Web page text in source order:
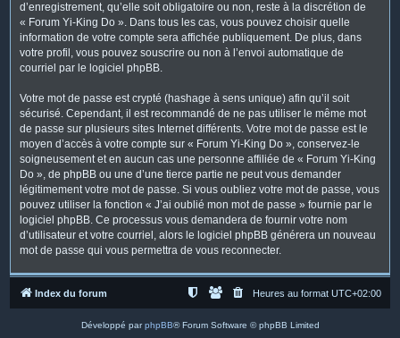
d’enregistrement, qu’elle soit obligatoire ou non, reste à la discrétion de
« Forum Yi-King Do ». Dans tous les cas, vous pouvez choisir quelle
information de votre compte sera affichée publiquement. De plus, dans
votre profil, vous pouvez souscrire ou non à l’envoi automatique de
courriel par le logiciel phpBB.
Votre mot de passe est crypté (hashage à sens unique) afin qu’il soit
sécurisé. Cependant, il est recommandé de ne pas utiliser le même mot
de passe sur plusieurs sites Internet différents. Votre mot de passe est le
moyen d’accès à votre compte sur « Forum Yi-King Do », conservez-le
soigneusement et en aucun cas une personne affiliée de « Forum Yi-King
Do », de phpBB ou une d’une tierce partie ne peut vous demander
légitimement votre mot de passe. Si vous oubliez votre mot de passe, vous
pouvez utiliser la fonction « J’ai oublié mon mot de passe » fournie par le
logiciel phpBB. Ce processus vous demandera de fournir votre nom
d’utilisateur et votre courriel, alors le logiciel phpBB générera un nouveau
mot de passe qui vous permettra de vous reconnecter.
Index du forum Heures au format UTC+02:00
Développé parphpBB® Forum Software © phpBB Limited